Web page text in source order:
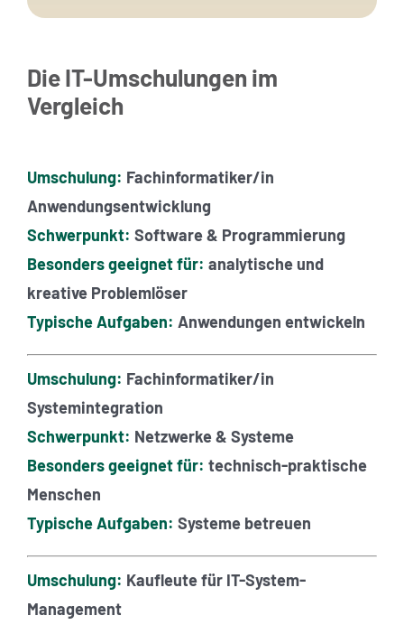
Die IT-Umschulungen im
Vergleich
Umschulung: Fachinformatiker/in
Anwendungsentwicklung
Schwerpunkt: Software & Programmierung
Besonders geeignet für: analytische und
kreative Problemlöser
Typische Aufgaben: Anwendungen entwickeln
Umschulung: Fachinformatiker/in
Systemintegration
Schwerpunkt: Netzwerke & Systeme
Besonders geeignet für: technisch-praktische
Menschen
Typische Aufgaben: Systeme betreuen
Umschulung: Kaufleute für IT-System-
Management